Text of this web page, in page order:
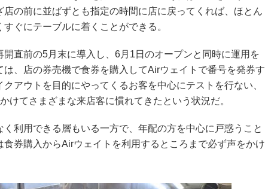
店の前に並ばずとも指定の時間に店に戻ってくれば、ほとん
ぐにテーブルに着くことができる。
開直前の5月末に導入し、6月1日のオープンと同時に運用を
は、店の券売機で食券を購入してAirウェイトで番号を発券す
アウトを目的にやってくるお客を中心にテストを行ない、
けてさまざまな来店客に慣れてきたという状況だ。
く利用できる層もいる一方で、年配の方を中心に戸惑うこと
食券購入からAirウェイトを利用するところまで必ず声をかけ